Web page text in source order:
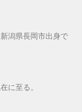
潟県長岡市出身で
に至る。